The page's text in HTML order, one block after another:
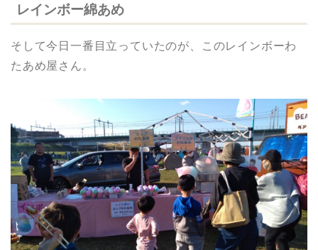
レインボー綿あめ
そして今日一番目立っていたのが、このレインボーわ
たあめ屋さん。